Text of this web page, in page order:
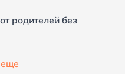
родителей без
еще